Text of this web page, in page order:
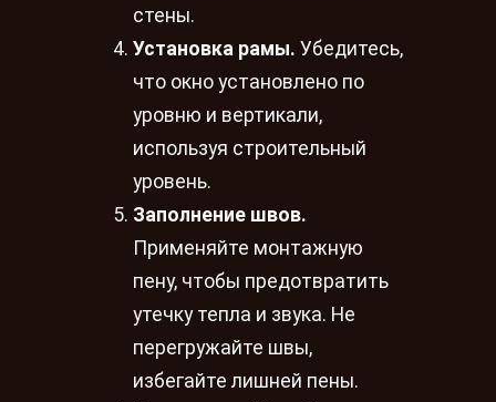
стены.
Установка рамы. Убедитесь,
что окно установлено по
уровню и вертикали,
используя строительный
уровень.
Заполнение швов.
Применяйте монтажную
пену, чтобы предотвратить
утечку тепла и звука. Не
перегружайте швы,
избегайте лишней пены.